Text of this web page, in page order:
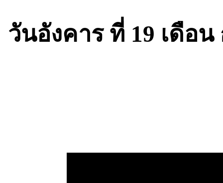
วันอังคาร ที่ 19 เดือ